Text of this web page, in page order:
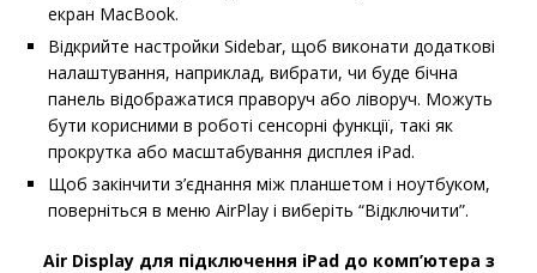
екран MacBook.
Відкрийте настройки Sidebar, щоб виконати додаткові
налаштування, наприклад, вибрати, чи буде бічна
панель відображатися праворуч або ліворуч. Можуть
бути корисними в роботі сенсорні функції, такі як
прокрутка або масштабування дисплея iPad.
Щоб закінчити з’єднання між планшетом і ноутбуком,
поверніться в меню AirPlay і виберіть “Відключити”.
Air Display для підключення iPad до комп’ютера з